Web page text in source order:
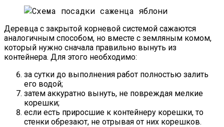
Деревца с закрытой корневой системой сажаются
аналогичным способом, но вместе с земляным комом,
который нужно сначала правильно вынуть из
контейнера. Для этого необходимо:
за сутки до выполнения работ полностью залить
его водой;
затем аккуратно вынуть, не повреждая мелкие
корешки;
если есть приросшие к контейнеру корешки, то
стенки обрезают, не отрывая от них корешков.